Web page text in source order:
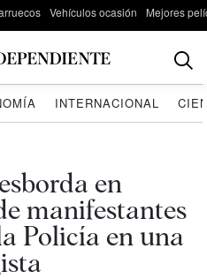
Vehículos ocasión Mejores
INTERNACIONAL
en
manifestantes
Policía en una